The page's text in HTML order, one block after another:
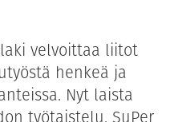
velvoittaa liitot
henkeä ja
Nyt laista
työtaistelu. SuPer